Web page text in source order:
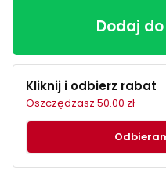
Dodaj
Kliknij i odbierz rabat
Oszczędzasz 50.00 zł